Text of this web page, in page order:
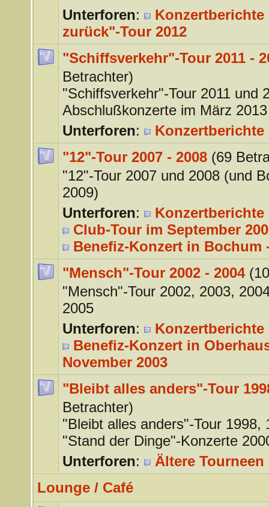
Unterforen:
zurück"-Tour 2012
"Schiffsverkehr"-Tour 2011 -
Betrachter)
"Schiffsverkehr"-Tour 2011 und
Abschlußkonzerte im März 2013
Unterforen:
Konzertberichte
"12"-Tour 2007 - 2008 (69
"12"-Tour 2007 und 2008 (und
2009)
Unterforen:
Konzertberichte
Club-Tour im September
Benefiz-Konzert in Bochum
"Mensch"-Tour 2002 - 2004
"Mensch"-Tour 2002, 2003,
2005
Unterforen:
Konzertberichte
Benefiz-Konzert in
November 2003
"Bleibt alles anders"-Tour
Betrachter)
"Bleibt alles anders"-Tour 1998,
"Stand der Dinge"-Konzerte
Unterforen:
Ältere Tourneen
Lounge / Café